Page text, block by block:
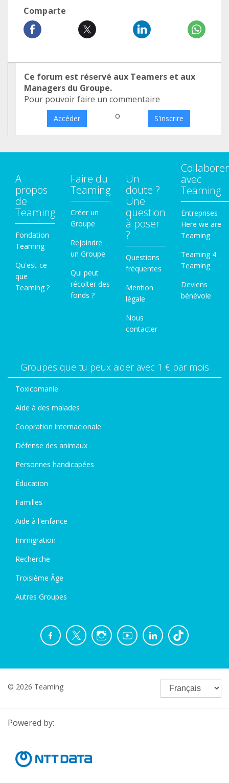
Comparte
Ce forum est réservé aux Teamers et aux
Managers du Groupe.
Pour pouvoir faire un commentaire
Accéder o S'inscrire
A
propos
de
Teaming
Fondation
Teaming
Qu'est-ce
que
Teaming ?
Faire du
Teaming
Créer un
Groupe
Rejoindre
un Groupe
Qui peut
récolter des
fonds ?
Un
doute ?
Une
question
à poser
?
Questions
fréquentes
Mention
légale
Nous
contacter
Collaborer
avec
Teaming
Entreprises
Here we are
Teaming
Teaming 4
Teaming
Deviens
bénévole
Groupes que tu peux aider avec 1 € par mois
Toxicomanie
Aide à des malades
Coopration internacionale
Défense des animaux
Personnes handicapées
Éducation
Familles
Aide à l'enfance
Immigration
Recherche
Troisième Âge
Autres Groupes
© 2026 Teaming
Powered by: